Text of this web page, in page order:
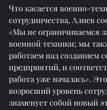
Что касается военно-
сотрудничества, Алиев
«Мы не ограничиваемся
военной техники; мы
работаем над созданием
предприятий, и
работа уже началась».
возросший уровень
знаменует собой новый